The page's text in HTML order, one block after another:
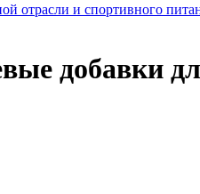
отрасли и спортивного
добавки